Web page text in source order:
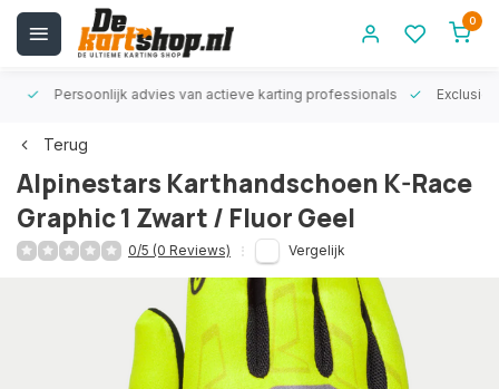
0
Persoonlijk advies van actieve karting professionals
Terug
Alpinestars Karthandschoen K-Race
Graphic 1 Zwart / Fluor Geel
0/5 (0 Reviews) Vergelijk